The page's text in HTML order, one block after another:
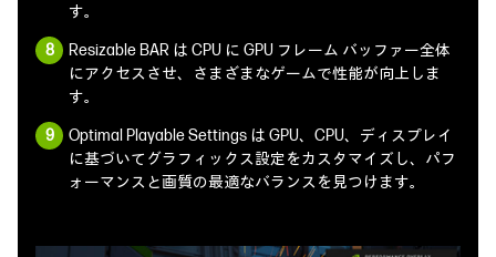
す。
Resizable BAR は CPU に GPU フレーム バッファー全体
にアクセスさせ、さまざまなゲームで性能が向上しま
す。
Optimal Playable Settings は GPU、CPU、ディスプレイ
に基づいてグラフィックス設定をカスタマイズし、パフ
ォーマンスと画質の最適なバランスを見つけます。